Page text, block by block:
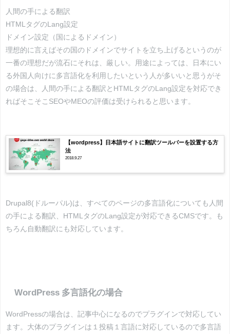
人間の手による翻訳
HTMLタグのLang設定
ドメイン設定（国によるドメイン）
理想的に言えばその国のドメインでサイトを立ち上げるというのが
一番の理想だが流石にそれは、厳しい。用途によっては、日本にい
る外国人向けに多言語化を利用したいという人が多いいと思うがそ
の場合は、人間の手による翻訳とHTMLタグのLang設定を対応でき
ればそこそこSEOやMEOの評価は受けられると思います。
【wordpress】日本語サイトに翻訳ツールバーを設置する方
法
2018.9.27
Drupal8(ドルーパル)は、すべてのページの多言語化についても人間
の手による翻訳、HTMLタグのLang設定が対応できるCMSです。も
ちろん自動翻訳にも対応しています。
WordPress 多言語化の場合
WordPressの場合は、記事中心になるのでプラグインで対応してい
ます。大体のプラグインは１投稿１言語に対応しているので多言語